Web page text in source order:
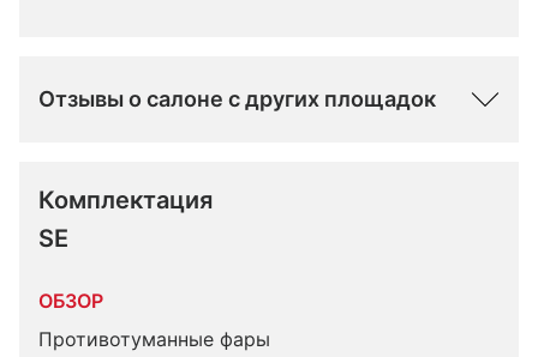
Отзывы о салоне с других площадок
Комплектация
SE
ОБЗОР
Противотуманные фары